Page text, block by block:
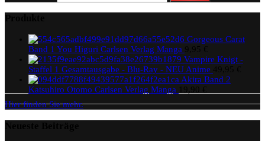
Gorgeous Carat
Band 1 You Higuri Carlsen Verlag Manga
Vampire Knigt -
Staffel 1 Gesamtausgabe - Blu-Ray - NEU Anime
Akira Band 2
Katsuhiro Otomo Carlsen Verlag Manga
Hier finden Sie mehr.